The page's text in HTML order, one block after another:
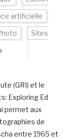
artificielle
Sites
(GRI) et le
Exploring Ed
permet aux
de
entre 1965 et